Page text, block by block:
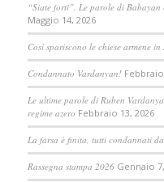
“Siate forti”. Le parole di
Maggio 14, 2026
Così spariscono le chiese armene in
Condannato Vardanyan!
Le ultime parole di Ruben
regime azero Febbraio 13, 2026
La farsa è finita, tutti condannati
Rassegna stampa 2026 Gennaio